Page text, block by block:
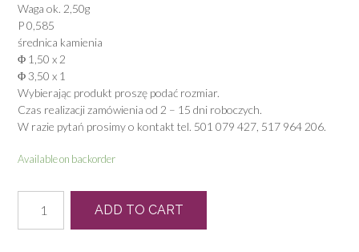
Waga ok. 2,50g
P 0,585
średnica kamienia
Φ 1,50 x 2
Φ 3,50 x 1
Wybierając produkt proszę podać rozmiar.
Czas realizacji zamówienia od 2 – 15 dni roboczych.
W razie pytań prosimy o kontakt tel. 501 079 427, 517 964 206.
Available on backorder
1299
quantity
ADD TO CART